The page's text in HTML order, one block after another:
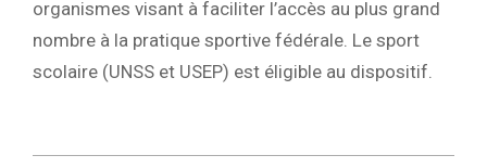
organismes visant à faciliter l’accès au plus grand
nombre à la pratique sportive fédérale. Le sport
scolaire (UNSS et USEP) est éligible au dispositif.